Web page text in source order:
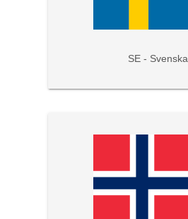
SE - Svenska